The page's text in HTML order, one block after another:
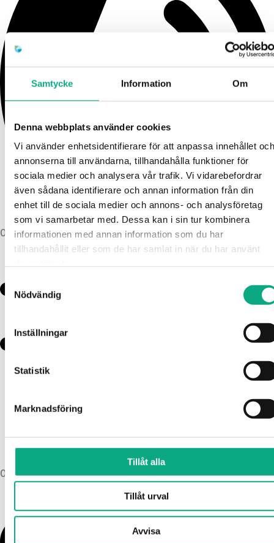
Samtycke Information Om
Denna webbplats använder cookies
Vi använder enhetsidentifierare för att anpassa innehållet och
annonserna till användarna, tillhandahålla funktioner för
sociala medier och analysera vår trafik. Vi vidarebefordrar
även sådana identifierare och annan information från din
enhet till de sociala medier och annons- och analysföretag
som vi samarbetar med. Dessa kan i sin tur kombinera
informationen med annan information som du har
tillhandahållit eller som de har samlat in när du har använt
Samtyckesval
Nödvändig
Inställningar
Statistik
Marknadsföring
Tillåt alla
Tillåt urval
Avvisa
010 6000 720 (kundtjänst)
010 6000 722 (jour)